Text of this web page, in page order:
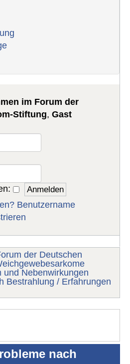
im Forum der
Stiftung,Gast
Benutzername
der Deutschen
und Nebenwirkungen
Bestrahlung / Erfahrungen
nach